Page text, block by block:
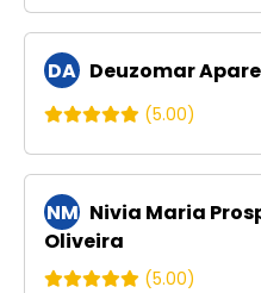
DA Deuzomar
(5.00)
NM Nivia Maria
Oliveira
(5.00)